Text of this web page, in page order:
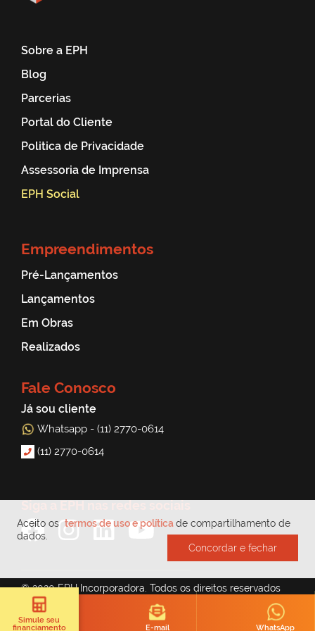
Simule seu
financiamento
E-mail WhatsApp
Sobre a EPH
Blog
Parcerias
Portal do Cliente
Politica de Privacidade
Assessoria de Imprensa
EPH Social
Empreendimentos
Pré-Lançamentos
Lançamentos
Em Obras
Realizados
Fale Conosco
Já sou cliente
Whatsapp - (11) 2770-0614
(11) 2770-0614
© 2020 EPH Incorporadora. Todos os direitos reservados
Siga a EPH nas redes sociais
Aceito os termos de uso e políticade compartilhamento de
dados.
Concordar e fechar